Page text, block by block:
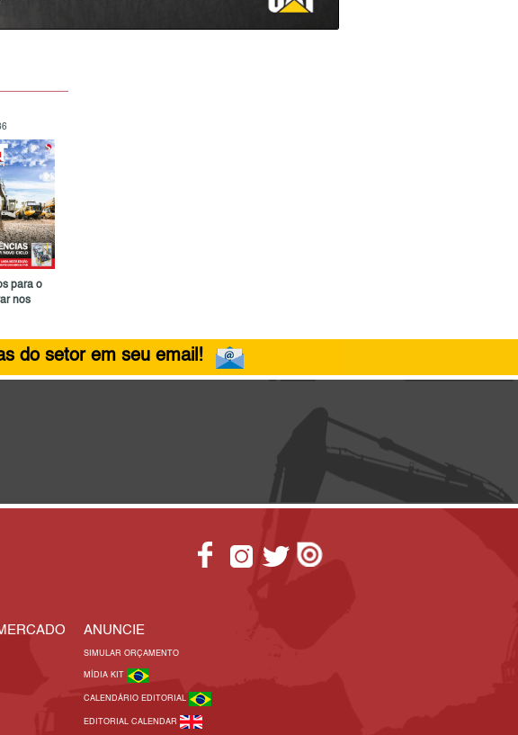
para o
nos
do setor em seu email!
ANUNCIE
SIMULAR ORÇAMENTO
MÍDIA KIT
CALENDÁRIO EDITORIAL
EDITORIAL CALENDAR